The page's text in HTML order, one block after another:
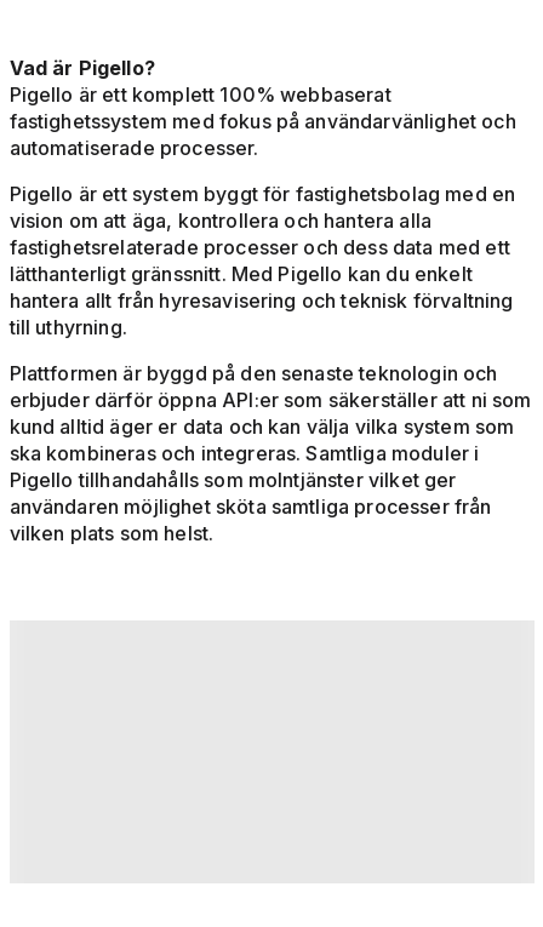
Vad är Pigello?
Pigello är ett komplett 100% webbaserat
fastighetssystem med fokus på användarvänlighet och
automatiserade processer.
Pigello är ett system byggt för fastighetsbolag med en
vision om att äga, kontrollera och hantera alla
fastighetsrelaterade processer och dess data med ett
lätthanterligt gränssnitt. Med Pigello kan du enkelt
hantera allt från hyresavisering och teknisk förvaltning
till uthyrning.
Plattformen är byggd på den senaste teknologin och
erbjuder därför öppna API:er som säkerställer att ni som
kund alltid äger er data och kan välja vilka system som
ska kombineras och integreras. Samtliga moduler i
Pigello tillhandahålls som molntjänster vilket ger
användaren möjlighet sköta samtliga processer från
vilken plats som helst.